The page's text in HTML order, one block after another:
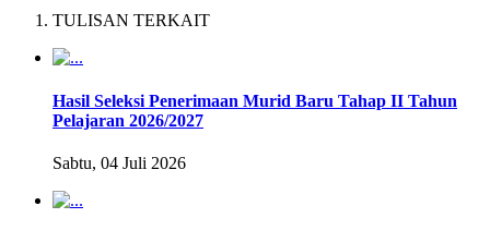
TULISAN TERKAIT
Hasil Seleksi Penerimaan Murid Baru Tahap II Tahun
Pelajaran 2026/2027
Sabtu, 04 Juli 2026